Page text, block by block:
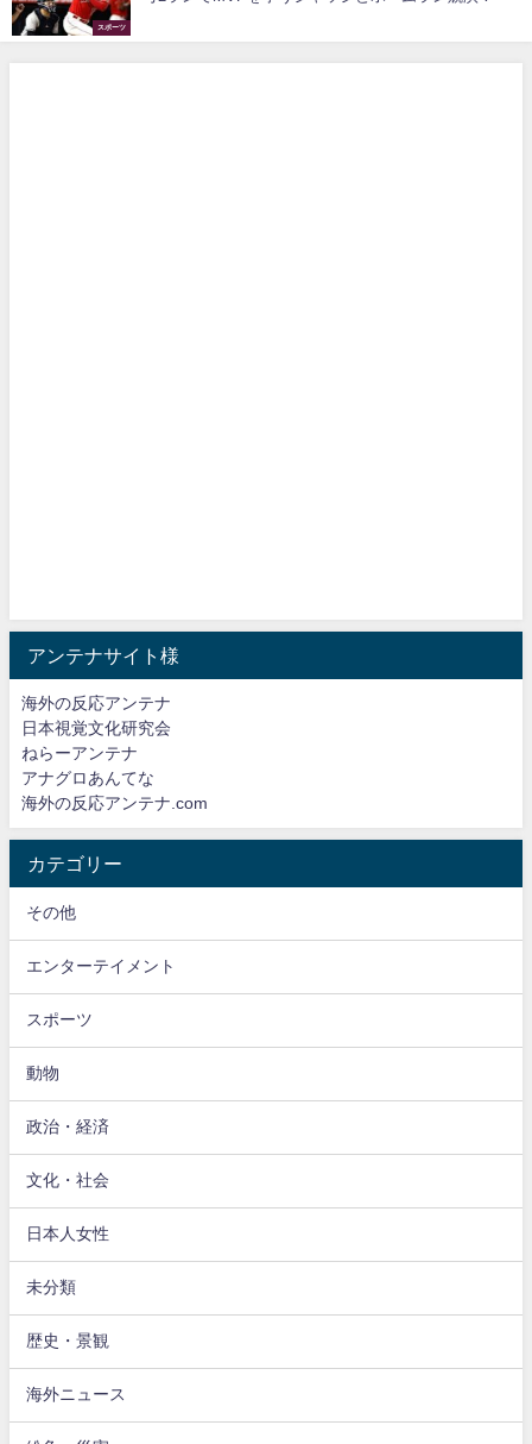
スポーツ
アンテナサイト様
海外の反応アンテナ
日本視覚文化研究会
ねらーアンテナ
アナグロあんてな
海外の反応アンテナ.com
カテゴリー
その他
エンターテイメント
スポーツ
動物
政治・経済
文化・社会
日本人女性
未分類
歴史・景観
海外ニュース